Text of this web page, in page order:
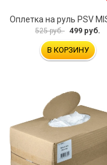
525 руб. 499 руб.
В КОРЗИНУ